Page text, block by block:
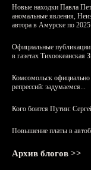
Новые находки Павла
аномальные явления,
автора в Амурске по 2025
Официальные
в газетах
Комсомольск официально
репрессий: задумаемся...
Кого боится Путин:
Повышение платы в
Архив блогов >>